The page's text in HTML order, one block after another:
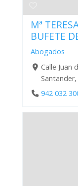
Mª
BUFETE
Abogados
Calle Juan
942 032